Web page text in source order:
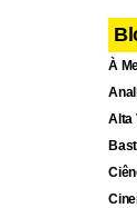
À
Alta